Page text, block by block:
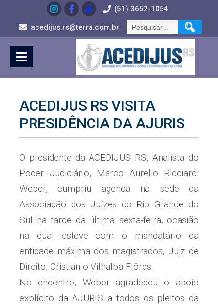
Content
(51) 3652-1054
acedijus.rs@terra.com.br
Pesquisar
por:
ACEDIJUS RS VISITA
PRESIDÊNCIA DA AJURIS
O presidente da ACEDIJUS RS, Analista do
Poder Judiciário, Marco Aurelio Ricciardi
Weber, cumpriu agenda na sede da
Associação dos Juízes do Rio Grande do
Sul na tarde da última sexta-feira, ocasião
na qual esteve com o mandatário da
entidade máxima dos magistrados, Juiz de
Direito, Cristian o Vilhalba Flôres.
No encontro, Weber agradeceu o apoio
explícito da AJURIS a todos os pleitos da